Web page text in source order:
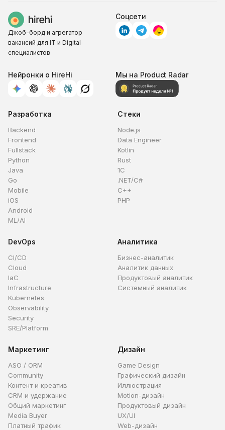
Джоб-борд и агрегатор
вакансий для IT и Digital-
специалистов
Соцсети
Нейронки о HireHi Мы на Product Radar
Разработка
Backend
Frontend
Fullstack
Python
Java
Go
Mobile
iOS
Android
ML/AI
Стеки
Node.js
Data Engineer
Kotlin
Rust
1C
.NET/C#
C++
PHP
DevOps
CI/CD
Cloud
IaC
Infrastructure
Kubernetes
Observability
Security
SRE/Platform
Аналитика
Бизнес-аналитик
Аналитик данных
Продуктовый аналитик
Системный аналитик
Маркетинг
ASO / ORM
Community
Контент и креатив
CRM и удержание
Общий маркетинг
Media Buyer
Платный трафик
Дизайн
Game Design
Графический дизайн
Иллюстрация
Motion-дизайн
Продуктовый дизайн
UX/UI
Web-дизайн